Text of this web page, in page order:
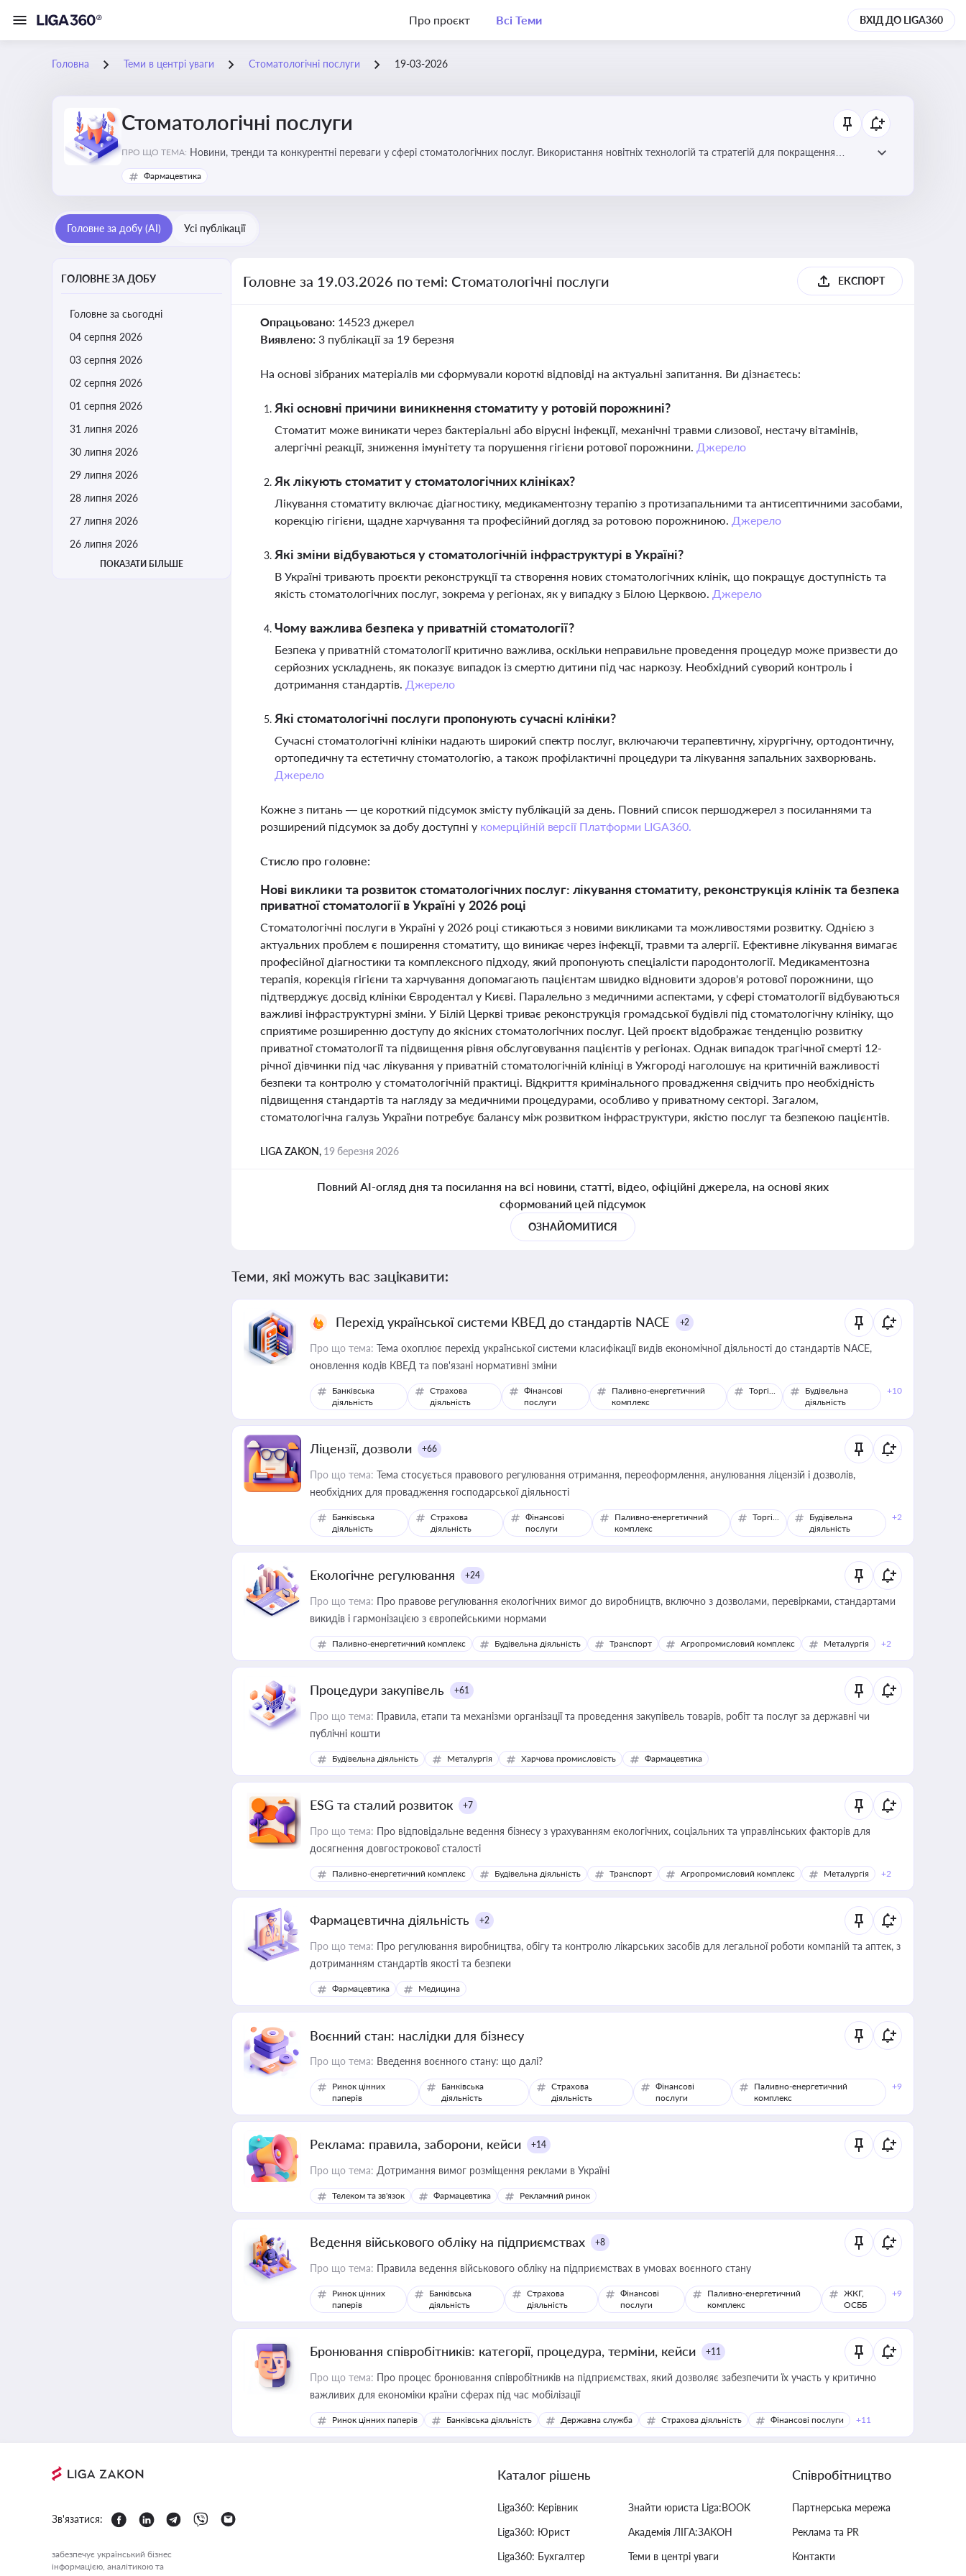
Про проєкт Всі Теми ВХІД ДО LIGA360
Головна Теми в центрі уваги Стоматологічні послуги 19-03-2026
Стоматологічні послуги
ПРО ЩО ТЕМА: Новини, тренди та конкурентні переваги у сфері стоматологічних послуг. Використання новітніх технологій та стратегій для покращення
обслуговування
Фармацевтика
Головне за добу (AI) Усі публікації
ГОЛОВНЕ ЗА ДОБУ
Головне за сьогодні
04 серпня 2026
03 серпня 2026
02 серпня 2026
01 серпня 2026
31 липня 2026
30 липня 2026
29 липня 2026
28 липня 2026
27 липня 2026
26 липня 2026
ПОКАЗАТИ БІЛЬШЕ
Головне за 19.03.2026 по темі: Стоматологічні послуги ЕКСПОРТ
Опрацьовано: 14523 джерел
Виявлено: 3 публікації за 19 березня
На основі зібраних матеріалів ми сформували короткі відповіді на актуальні запитання. Ви дізнаєтесь:
Які основні причини виникнення стоматиту у ротовій порожнині?
Стоматит може виникати через бактеріальні або вірусні інфекції, механічні травми слизової, нестачу вітамінів,
алергічні реакції, зниження імунітету та порушення гігієни ротової порожнини. Джерело
Як лікують стоматит у стоматологічних клініках?
Лікування стоматиту включає діагностику, медикаментозну терапію з протизапальними та антисептичними засобами,
корекцію гігієни, щадне харчування та професійний догляд за ротовою порожниною. Джерело
Які зміни відбуваються у стоматологічній інфраструктурі в Україні?
В Україні тривають проєкти реконструкції та створення нових стоматологічних клінік, що покращує доступність та
якість стоматологічних послуг, зокрема у регіонах, як у випадку з Білою Церквою. Джерело
Чому важлива безпека у приватній стоматології?
Безпека у приватній стоматології критично важлива, оскільки неправильне проведення процедур може призвести до
серйозних ускладнень, як показує випадок із смертю дитини під час наркозу. Необхідний суворий контроль і
дотримання стандартів. Джерело
Які стоматологічні послуги пропонують сучасні клініки?
Сучасні стоматологічні клініки надають широкий спектр послуг, включаючи терапевтичну, хірургічну, ортодонтичну,
ортопедичну та естетичну стоматологію, а також профілактичні процедури та лікування запальних захворювань.
Джерело
Кожне з питань — це короткий підсумок змісту публікацій за день. Повний список першоджерел з посиланнями та
розширений підсумок за добу доступні у комерційній версії Платформи LIGA360.
Стисло про головне:
Нові виклики та розвиток стоматологічних послуг: лікування стоматиту, реконструкція клінік та безпека
приватної стоматології в Україні у 2026 році
Стоматологічні послуги в Україні у 2026 році стикаються з новими викликами та можливостями розвитку. Однією з
актуальних проблем є поширення стоматиту, що виникає через інфекції, травми та алергії. Ефективне лікування вимагає
професійної діагностики та комплексного підходу, який пропонують спеціалісти пародонтології. Медикаментозна
терапія, корекція гігієни та харчування допомагають пацієнтам швидко відновити здоров'я ротової порожнини, що
підтверджує досвід клініки Євродентал у Києві. Паралельно з медичними аспектами, у сфері стоматології відбуваються
важливі інфраструктурні зміни. У Білій Церкві триває реконструкція громадської будівлі під стоматологічну клініку, що
сприятиме розширенню доступу до якісних стоматологічних послуг. Цей проєкт відображає тенденцію розвитку
приватної стоматології та підвищення рівня обслуговування пацієнтів у регіонах. Однак випадок трагічної смерті 12-
річної дівчинки під час лікування у приватній стоматологічній клініці в Ужгороді наголошує на критичній важливості
безпеки та контролю у стоматологічній практиці. Відкриття кримінального провадження свідчить про необхідність
підвищення стандартів та нагляду за медичними процедурами, особливо у приватному секторі. Загалом,
стоматологічна галузь України потребує балансу між розвитком інфраструктури, якістю послуг та безпекою пацієнтів.
LIGA ZAKON, 19 березня 2026
Повний AI-огляд дня та посилання на всі новини, статті, відео, офіційні джерела, на основі яких
сформований цей підсумок
ОЗНАЙОМИТИСЯ
Теми, які можуть вас зацікавити:
Перехід української системи КВЕД до стандартів NACE +2
Про що тема: Тема охоплює перехід української системи класифікації видів економічної діяльності до стандартів NACE,
оновлення кодів КВЕД та пов'язані нормативні зміни
Банківська
діяльність
Страхова
діяльність
Фінансові
послуги
Паливно-енергетичний
комплекс
Торгівля
Будівельна
діяльність
+10
Ліцензії, дозволи +66
Про що тема: Тема стосується правового регулювання отримання, переоформлення, анулювання ліцензій і дозволів,
необхідних для провадження господарської діяльності
Банківська
діяльність
Страхова
діяльність
Фінансові
послуги
Паливно-енергетичний
комплекс
Торгівля
Будівельна
діяльність
+2
Екологічне регулювання +24
Про що тема: Про правове регулювання екологічних вимог до виробництв, включно з дозволами, перевірками, стандартами
викидів і гармонізацією з європейськими нормами
Паливно-енергетичний комплекс Будівельна діяльність Транспорт Агропромисловий комплекс Металургія +2
Процедури закупівель +61
Про що тема: Правила, етапи та механізми організації та проведення закупівель товарів, робіт та послуг за державні чи
публічні кошти
Будівельна діяльність Металургія Харчова промисловість Фармацевтика
ESG та сталий розвиток +7
Про що тема: Про відповідальне ведення бізнесу з урахуванням екологічних, соціальних та управлінських факторів для
досягнення довгострокової сталості
Паливно-енергетичний комплекс Будівельна діяльність Транспорт Агропромисловий комплекс Металургія +2
Фармацевтична діяльність +2
Про що тема: Про регулювання виробництва, обігу та контролю лікарських засобів для легальної роботи компаній та аптек, з
дотриманням стандартів якості та безпеки
Фармацевтика Медицина
Воєнний стан: наслідки для бізнесу
Про що тема: Введення воєнного стану: що далі?
Ринок цінних
паперів
Банківська
діяльність
Страхова
діяльність
Фінансові
послуги
Паливно-енергетичний
комплекс
+9
Реклама: правила, заборони, кейси +14
Про що тема: Дотримання вимог розміщення реклами в Україні
Телеком та зв'язок Фармацевтика Рекламний ринок
Ведення військового обліку на підприємствах +8
Про що тема: Правила ведення військового обліку на підприємствах в умовах воєнного стану
Ринок цінних
паперів
Банківська
діяльність
Страхова
діяльність
Фінансові
послуги
Паливно-енергетичний
комплекс
ЖКГ,
ОСББ
+9
Бронювання співробітників: категорії, процедура, терміни, кейси +11
Про що тема: Про процес бронювання співробітників на підприємствах, який дозволяє забезпечити їх участь у критично
важливих для економіки країни сферах під час мобілізації
Ринок цінних паперів Банківська діяльність Державна служба Страхова діяльність Фінансові послуги +11
Зв'язатися:
забезпечує український бізнес
інформацією, аналітикою та
Каталог рішень
Liga360: Керівник
Liga360: Юрист
Liga360: Бухгалтер
Знайти юриста Liga:BOOK
Академія ЛІГА:ЗАКОН
Теми в центрі уваги
Співробітництво
Партнерська мережа
Реклама та PR
Контакти